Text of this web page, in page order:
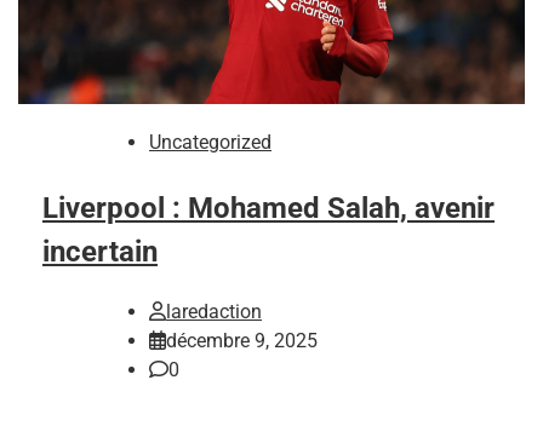
Uncategorized
Liverpool : Mohamed Salah, avenir
incertain
laredaction
décembre 9, 2025
0